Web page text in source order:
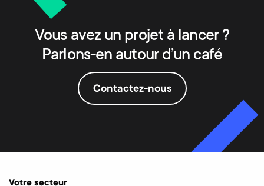
Vous avez un projet à lancer ?
Parlons-en autour d’un café
Contactez-nous
Votre secteur